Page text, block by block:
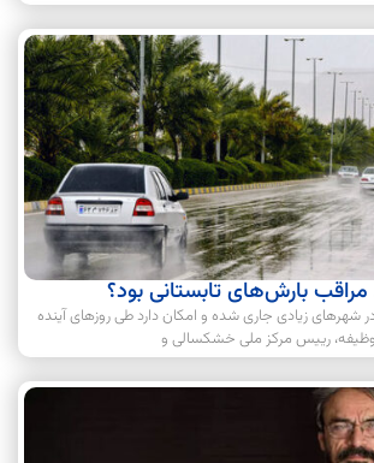
مراقب بارش‌های تابستانی بود؟
شهرهای زیادی جاری شده و امکان دارد طی روزهای آینده
وظیفه، رییس مرکز ملی خشکسالی و